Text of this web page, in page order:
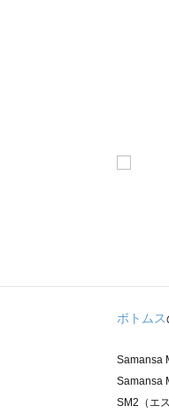
ボトムス
Samansa
Samansa
SM2（エ